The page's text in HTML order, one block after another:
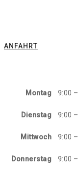
ANFAHRT
Montag 9:00
Dienstag 9:00
Mittwoch 9:00
Donnerstag 9:00